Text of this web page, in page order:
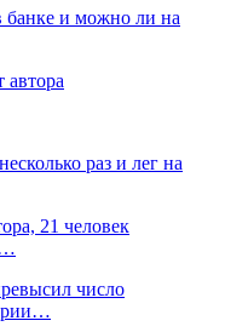
банке и можно ли на
автора
раз и лег на
21 человек
число